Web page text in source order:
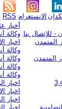
RSS الانستغرام
- للإتصال بنا
المتمدن
المتمدن
أخبار
وكالة
اخبار
وكالة
وكالة
وكالة
وكالة
اخبار
اخبار
اخبار
اخبار